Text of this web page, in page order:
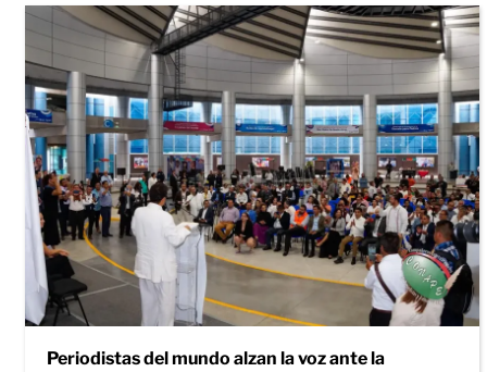
Periodistas del mundo alzan la voz ante la